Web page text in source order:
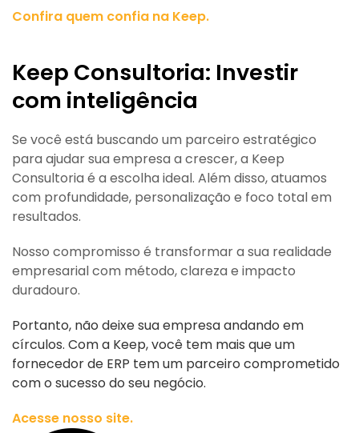
Confira quem confia na Keep.
Keep Consultoria: Investir
com inteligência
Se você está buscando um parceiro estratégico
para ajudar sua empresa a crescer, a Keep
Consultoria é a escolha ideal. Além disso, atuamos
com profundidade, personalização e foco total em
resultados.
Nosso compromisso é transformar a sua realidade
empresarial com método, clareza e impacto
duradouro.
Portanto, não deixe sua empresa andando em
círculos. Com a Keep, você tem mais que um
fornecedor de ERP tem um parceiro comprometido
com o sucesso do seu negócio.
Acesse nosso site.